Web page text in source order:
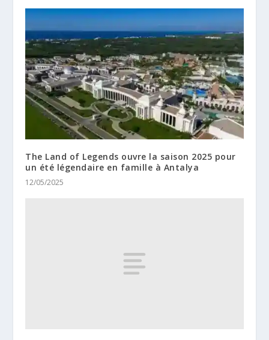
The Land of Legends ouvre la saison 2025 pour
un été légendaire en famille à Antalya
12/05/2025